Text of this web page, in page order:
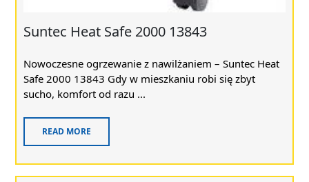
Suntec Heat Safe 2000 13843
Nowoczesne ogrzewanie z nawilżaniem – Suntec Heat
Safe 2000 13843 Gdy w mieszkaniu robi się zbyt
sucho, komfort od razu ...
READ MORE